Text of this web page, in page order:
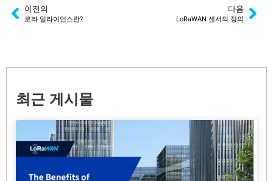
이전의
로라 얼라이언스란?
다음
LoRaWAN 센서의 정의
최근 게시물